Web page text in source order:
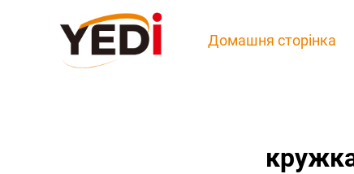
Домашня сторінка